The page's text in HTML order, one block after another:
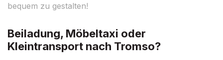
bequem zu gestalten!
Beiladung, Möbeltaxi oder
Kleintransport nach Tromso?